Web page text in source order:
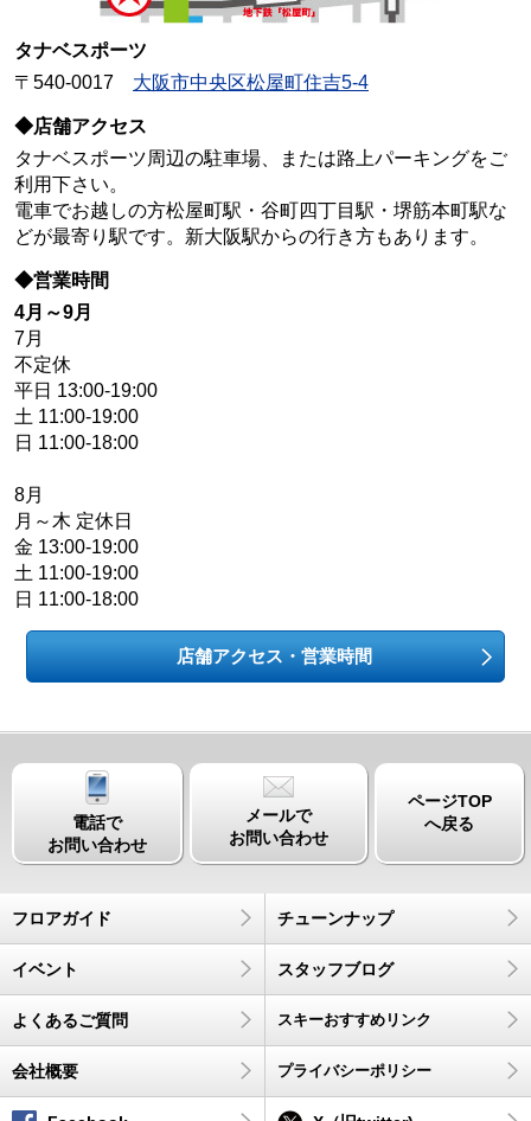
タナベスポーツ
〒540-0017 大阪市中央区松屋町住吉5-4
◆店舗アクセス
タナベスポーツ周辺の駐車場、または路上パーキングをご
利用下さい。
電車でお越しの方松屋町駅・谷町四丁目駅・堺筋本町駅な
どが最寄り駅です。新大阪駅からの行き方もあります。
◆営業時間
4月～9月
7月
不定休
平日 13:00-19:00
土 11:00-19:00
日 11:00-18:00
8月
月～木 定休日
金 13:00-19:00
土 11:00-19:00
日 11:00-18:00
店舗アクセス・営業時間
電話で
お問い合わせ
メールで
お問い合わせ
ページTOP
へ戻る
フロアガイド チューンナップ
イベント スタッフブログ
よくあるご質問 スキーおすすめリンク
会社概要 プライバシーポリシー